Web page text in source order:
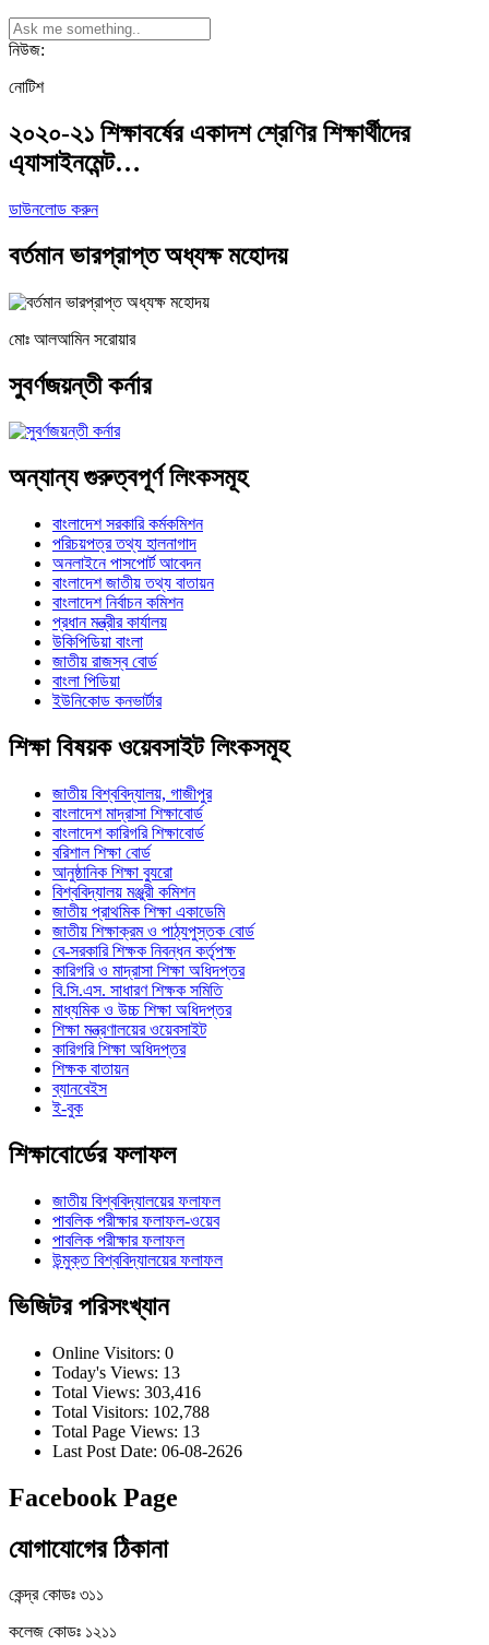
নিউজ:
নোটিশ
২০২০-২১ শিক্ষাবর্ষের একাদশ শ্রেণির শিক্ষার্থীদের
এ্যাসাইনমেন্ট…
ডাউনলোড করুন
বর্তমান ভারপ্রাপ্ত অধ্যক্ষ মহোদয়
মোঃ আলআমিন সরোয়ার
সুবর্ণজয়ন্তী কর্নার
অন্যান্য গুরুত্বপূর্ণ লিংকসমূহ
বাংলাদেশ সরকারি কর্মকমিশন
পরিচয়পত্র তথ্য হালনাগাদ
অনলাইনে পাসপোর্ট আবেদন
বাংলাদেশ জাতীয় তথ্য বাতায়ন
বাংলাদেশ নির্বাচন কমিশন
প্রধান মন্ত্রীর কার্যালয়
উকিপিডিয়া বাংলা
জাতীয় রাজস্ব বোর্ড
বাংলা পিডিয়া
ইউনিকোড কনভার্টার
শিক্ষা বিষয়ক ওয়েবসাইট লিংকসমূহ
জাতীয় বিশ্ববিদ্যালয়, গাজীপুর
বাংলাদেশ মাদ্রাসা শিক্ষাবোর্ড
বাংলাদেশ কারিগরি শিক্ষাবোর্ড
বরিশাল শিক্ষা বোর্ড
আনুষ্ঠানিক শিক্ষা ব্যুরো
বিশ্ববিদ্যালয় মঞ্জুরী কমিশন
জাতীয় প্রাথমিক শিক্ষা একাডেমি
জাতীয় শিক্ষাক্রম ও পাঠ্যপুস্তক বোর্ড
বে-সরকারি শিক্ষক নিবন্ধন কর্তৃপক্ষ
কারিগরি ও মাদ্রাসা শিক্ষা অধিদপ্তর
বি.সি.এস. সাধারণ শিক্ষক সমিতি
মাধ্যমিক ও উচ্চ শিক্ষা অধিদপ্তর
শিক্ষা মন্ত্রণালয়ের ওয়েবসাইট
কারিগরি শিক্ষা অধিদপ্তর
শিক্ষক বাতায়ন
ব্যানবেইস
ই-বুক
শিক্ষাবোর্ডের ফলাফল
জাতীয় বিশ্ববিদ্যালয়ের ফলাফল
পাবলিক পরীক্ষার ফলাফল-ওয়েব
পাবলিক পরীক্ষার ফলাফল
উন্মুক্ত বিশ্ববিদ্যালয়ের ফলাফল
ভিজিটর পরিসংখ্যান
Online Visitors: 0
Today's Views: 13
Total Views: 303,416
Total Visitors: 102,788
Total Page Views: 13
Last Post Date: 06-08-2626
Facebook Page
যোগাযোগের ঠিকানা
কেন্দ্র কোডঃ ৩১১
কলেজ কোডঃ ১২১১